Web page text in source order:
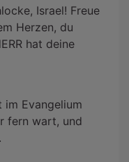
Israel! Freue
Herzen, du
hat deine
im Evangelium
fern wart, und